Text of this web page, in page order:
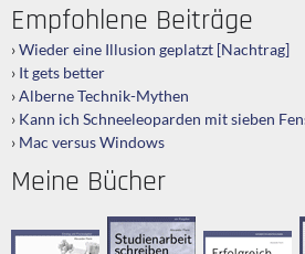
Empfohlene Beiträge
Wieder eine Illusion geplatzt [Nachtrag]
It gets better
Alberne Technik-Mythen
Kann ich Schneeleoparden mit sieben
Mac versus Windows
Meine Bücher
User Interface
Studienarbeit
schreiben
Erfolgreich